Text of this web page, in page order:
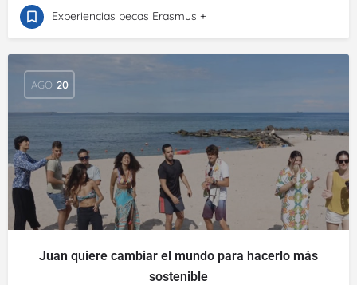
Experiencias becas Erasmus +
AGO 20
Juan quiere cambiar el mundo para hacerlo más
sostenible